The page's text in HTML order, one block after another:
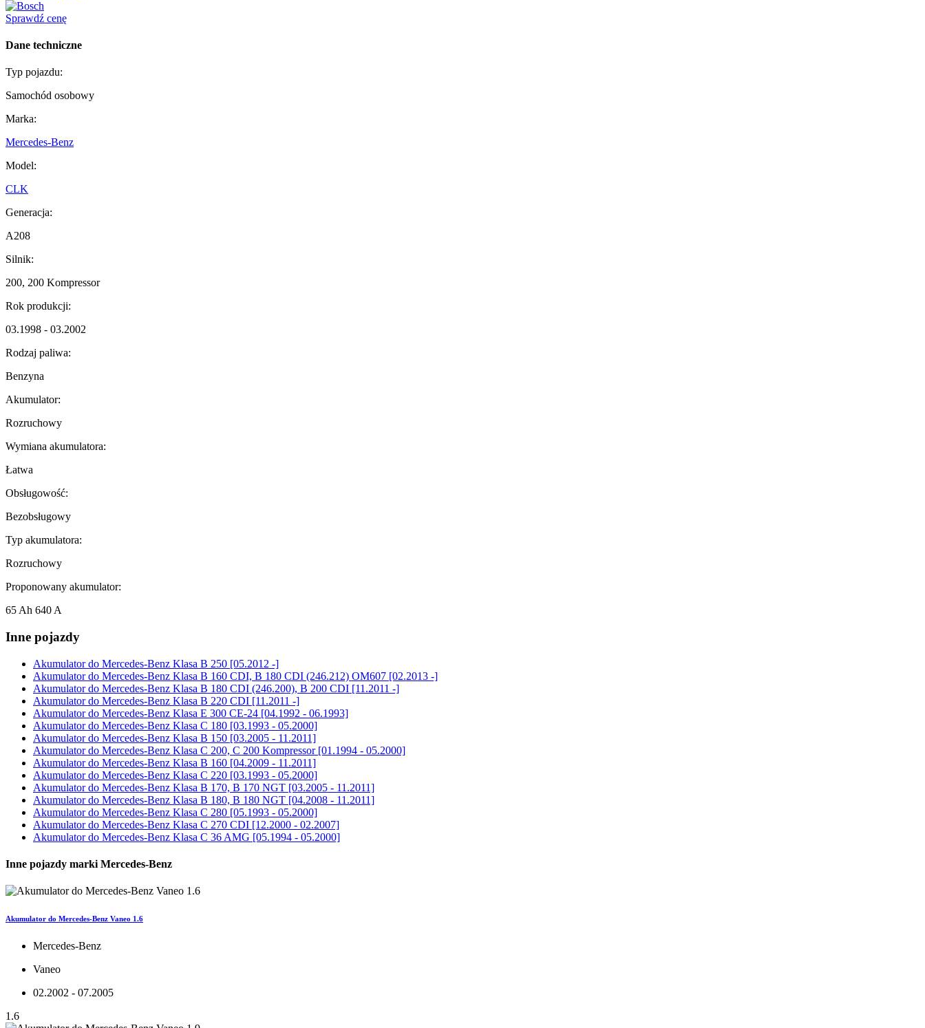
Sprawdź cenę
Dane techniczne
Typ pojazdu:
Samochód osobowy
Marka:
Mercedes-Benz
Model:
CLK
Generacja:
A208
Silnik:
200, 200 Kompressor
Rok produkcji:
03.1998 - 03.2002
Rodzaj paliwa:
Benzyna
Akumulator:
Rozruchowy
Wymiana akumulatora:
Łatwa
Obsługowość:
Bezobsługowy
Typ akumulatora:
Rozruchowy
Proponowany akumulator:
65 Ah 640 A
Inne pojazdy
Akumulator do Mercedes-Benz Klasa B 250 [05.2012 -]
Akumulator do Mercedes-Benz Klasa B 160 CDI, B 180 CDI (246.212) OM607 [02.2013 -]
Akumulator do Mercedes-Benz Klasa B 180 CDI (246.200), B 200 CDI [11.2011 -]
Akumulator do Mercedes-Benz Klasa B 220 CDI [11.2011 -]
Akumulator do Mercedes-Benz Klasa E 300 CE-24 [04.1992 - 06.1993]
Akumulator do Mercedes-Benz Klasa C 180 [03.1993 - 05.2000]
Akumulator do Mercedes-Benz Klasa B 150 [03.2005 - 11.2011]
Akumulator do Mercedes-Benz Klasa C 200, C 200 Kompressor [01.1994 - 05.2000]
Akumulator do Mercedes-Benz Klasa B 160 [04.2009 - 11.2011]
Akumulator do Mercedes-Benz Klasa C 220 [03.1993 - 05.2000]
Akumulator do Mercedes-Benz Klasa B 170, B 170 NGT [03.2005 - 11.2011]
Akumulator do Mercedes-Benz Klasa B 180, B 180 NGT [04.2008 - 11.2011]
Akumulator do Mercedes-Benz Klasa C 280 [05.1993 - 05.2000]
Akumulator do Mercedes-Benz Klasa C 270 CDI [12.2000 - 02.2007]
Akumulator do Mercedes-Benz Klasa C 36 AMG [05.1994 - 05.2000]
Inne pojazdy marki Mercedes-Benz
Akumulator do Mercedes-Benz Vaneo 1.6
Mercedes-Benz
Vaneo
02.2002 - 07.2005
1.6